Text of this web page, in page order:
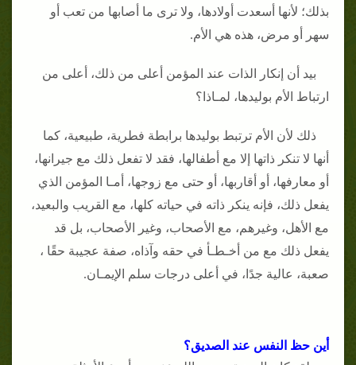
بذلك؛ لأنها أسعدت أولادها، ولا ترى ما أصابها من تعب أو
سهر أو مرض، هذه هي الأم.
بيد أن إنكار الذات عند المؤمن أعلى من ذلك، أعلى من
ارتباط الأم بوليدها، لمـاذا؟
ذلك لأن الأم ترتبط بوليدها برابطة فطرية، طبيعية، كما
أنها لا تنكر ذاتها إلا مع أطفالها، فقد لا تفعل ذلك مع جيرانها،
أو معارفها، أو أقاربها، أو حتى مع زوجها، أمـا المؤمن الذي
يفعل ذلك، فإنه ينكر ذاته في حياته كلها، مع القريب والبعيد،
مع الأهل، وغيرهم، مع الأصحاب، وغير الأصحاب، بل قد
يفعل ذلك مع من أخـطـأ في حقه وآذاه، صفة عجيبة حقًا ،
صعبة، عالية جدًا، في أعلى درجات سلم الإيمـان.
أين حظ النفس عند الصديق؟